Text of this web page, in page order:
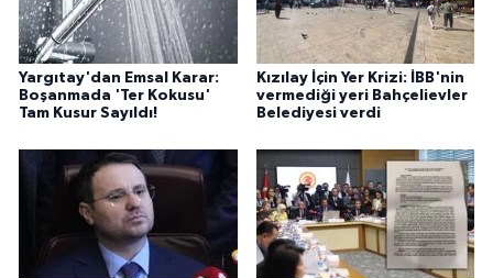
Yargıtay'dan Emsal Karar:
Boşanmada 'Ter Kokusu'
Tam Kusur Sayıldı!
Kızılay İçin Yer Krizi: İBB'nin
vermediği yeri Bahçelievler
Belediyesi verdi